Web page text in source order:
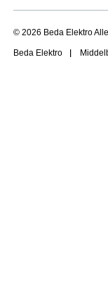
© 2026 Beda Elektro
Beda Elektro